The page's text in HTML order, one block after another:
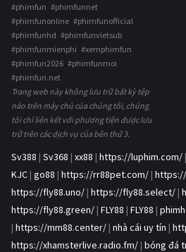
#phimfun #phimfunnet
#phimfunonline #phimfunofficial
#phimfunhd #phimfunvietsub
#phimfunmienphi #xemphimfun
#phimfun2026 #phimfunmoi
#phimfun.net
Trang web này không lưu trữ bất kỳ tệp
nào trên máy chủ của chúng tôi, chúng
tôi chỉ liên kết với phương tiện được lưu
trữ trên các dịch vụ của bên thứ 3.
Sv388 | Sv368 | xx88 | https://luphim.com/ |
KJC | go88 | https://rr88pet.com/ |
https://fly88.uno/ | https://fly88.select/ |
https://fly88.green/ | FLY88 | FLY88 |
| https://mm88.center/ | nhà cái uy tín |
https://xhamsterlive.radio.fm/ | bóng đá